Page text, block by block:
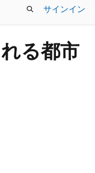
サインイン
る都市